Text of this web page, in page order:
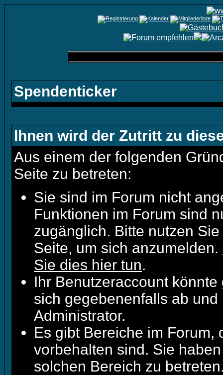
Spendenticker
Ihnen wird der Zutritt zu
Aus einem der folgenden
Seite zu betreten:
Sie sind im Forum nicht
Funktionen im Forum sind
zugänglich. Bitte nutzen
Seite, um sich anzumelden.
Sie dies hier tun.
Ihr Benutzeraccount
sich gegebenenfalls ab
Administrator.
Es gibt Bereiche im Forum,
vorbehalten sind. Sie
solchen Bereich zu